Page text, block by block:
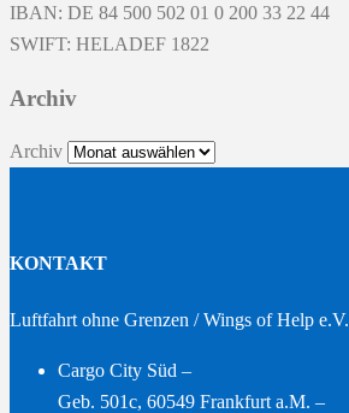
IBAN: DE 84 500 502 01 0 200 33 22 44
SWIFT: HELADEF 1822
Archiv
Archiv
KONTAKT
Luftfahrt ohne Grenzen / Wings of Help e.V.
Cargo City Süd –
Geb. 501c, 60549 Frankfurt a.M. –